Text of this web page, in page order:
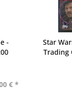
-
€ *
Star
Trading